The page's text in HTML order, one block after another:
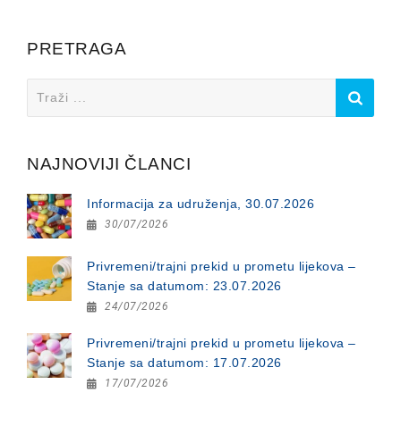
PRETRAGA
for:
NAJNOVIJI ČLANCI
Informacija za udruženja, 30.07.2026
30/07/2026
Privremeni/trajni prekid u prometu lijekova –
Stanje sa datumom: 23.07.2026
24/07/2026
Privremeni/trajni prekid u prometu lijekova –
Stanje sa datumom: 17.07.2026
17/07/2026